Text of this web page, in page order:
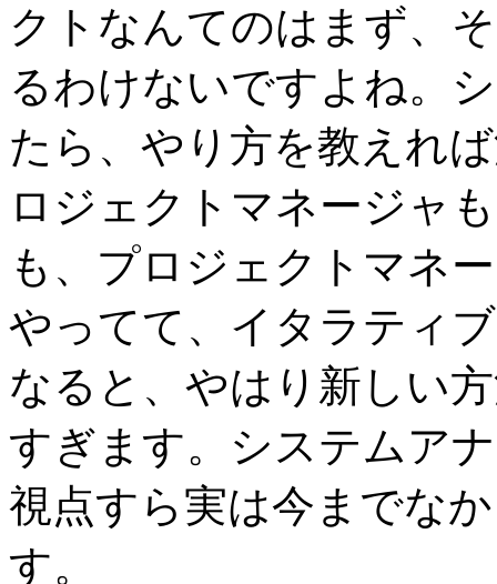
クトなんてのはまず、
るわけないですよね。
たら、やり方を教えれ
ロジェクトマネージャ
も、プロジェクトマネ
やってて、イタラティ
なると、やはり新しい
すぎます。システムア
視点すら実は今までな
す。